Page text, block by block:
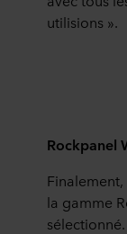
utilisions ».
Rockpanel
la gamme